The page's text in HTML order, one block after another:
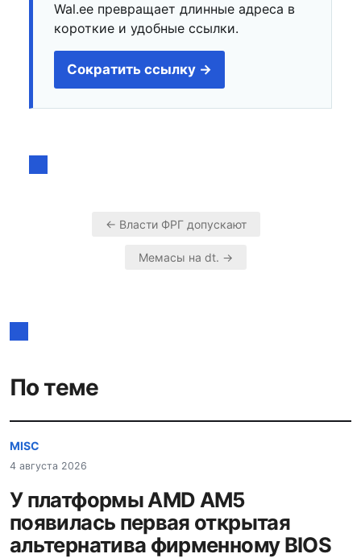
Wal.ee превращает длинные адреса в
короткие и удобные ссылки.
Сократить ссылку →
Навигация
← Власти ФРГ допускают
Мемасы на dt. →
По теме
MISC
4 августа 2026
У платформы AMD AM5
появилась первая открытая
альтернатива фирменному BIOS